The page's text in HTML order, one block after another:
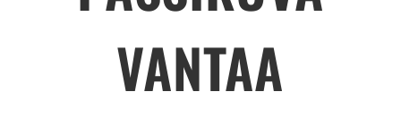
VANTAA
5,99